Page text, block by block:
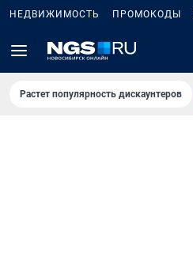
НЕДВИЖИМОСТЬ ПРОМОКОДЫ
Растет популярность дискаунтеров